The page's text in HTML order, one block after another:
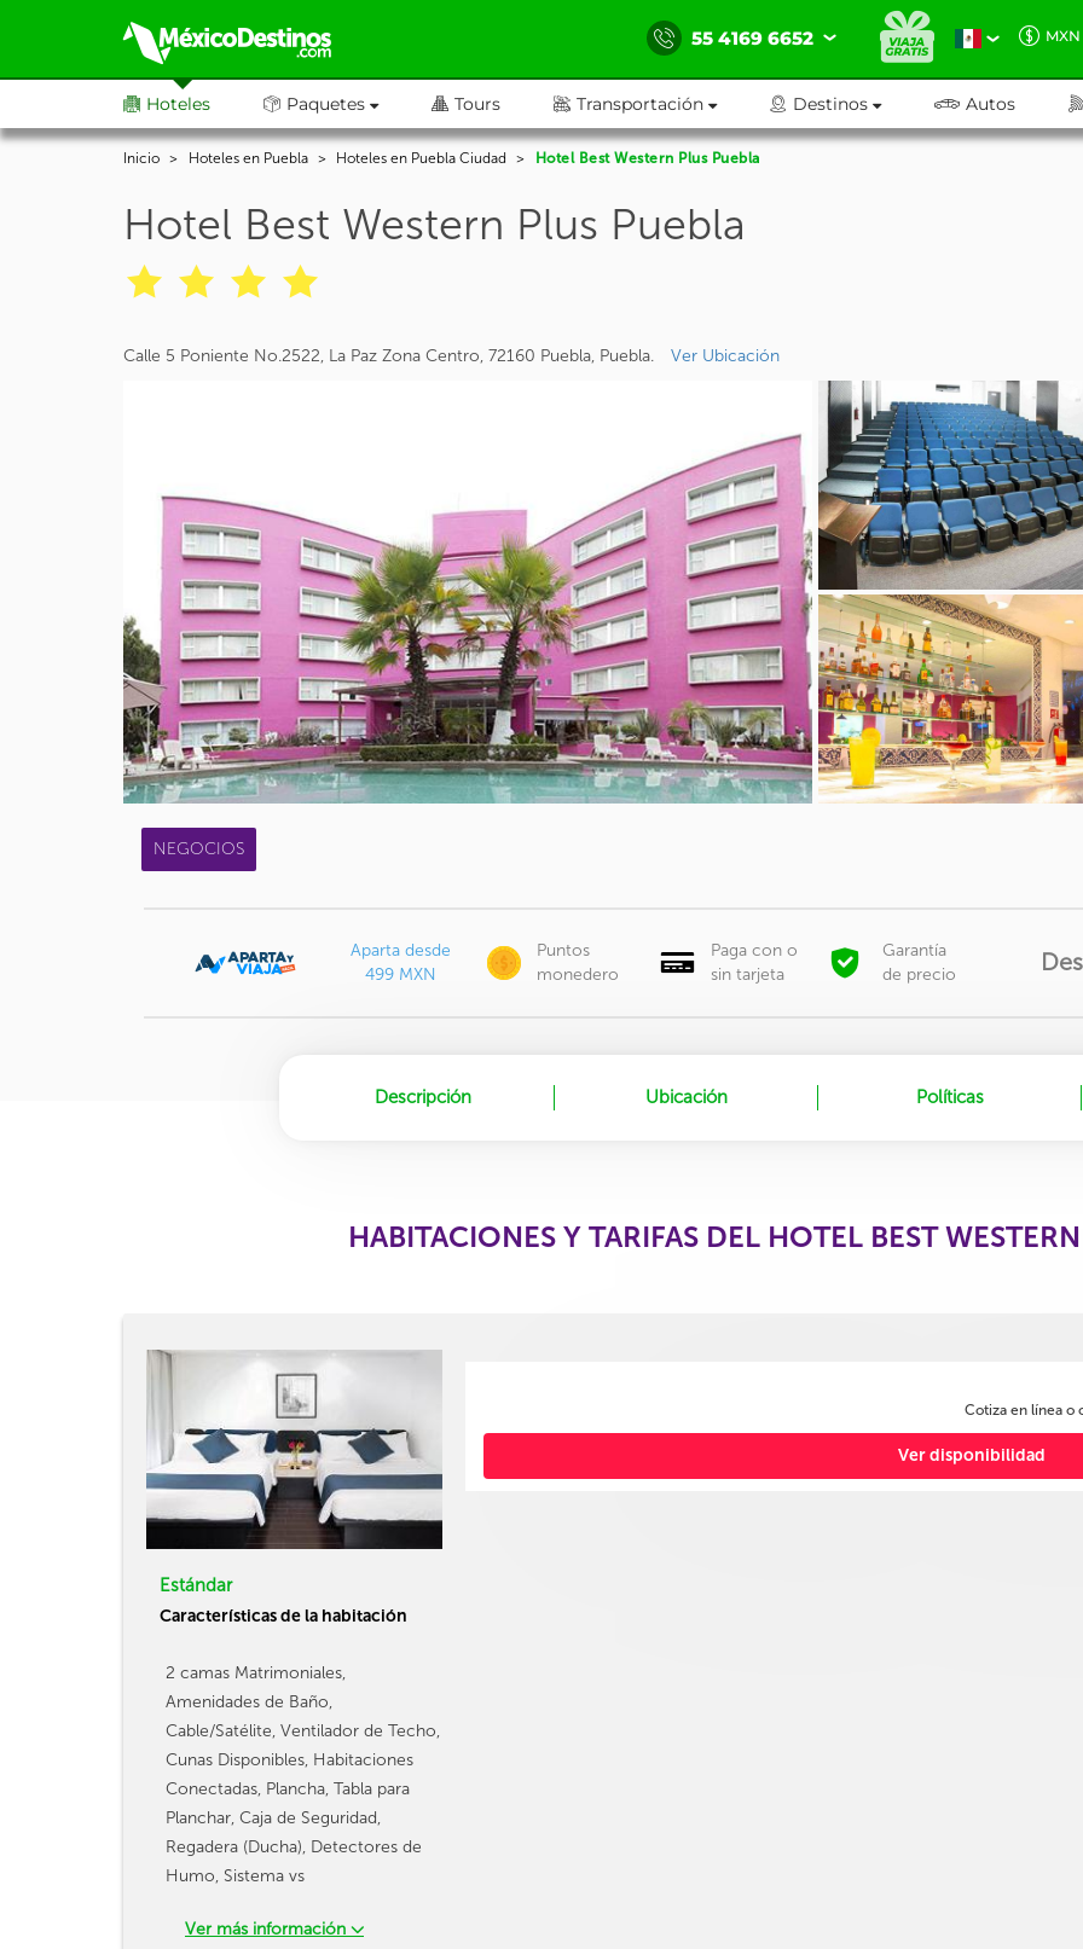
55 4169 6652 MXN
Hoteles Paquetes Tours Transportación Destinos Autos
Inicio Hoteles en Puebla Hoteles en Puebla Ciudad Hotel Best Western Plus Puebla
Hotel Best Western Plus Puebla
Calle 5 Poniente No.2522, La Paz Zona Centro, 72160 Puebla, Puebla. Ver Ubicación
NEGOCIOS
Aparta desde
499 MXN
Puntos
monedero
Paga con o
sin tarjeta
Garantía
de precio
Descripción Ubicación Políticas
HABITACIONES Y TARIFAS DEL HOTEL BEST
Estándar
Características de la habitación
2 camas Matrimoniales,
Amenidades de Baño,
Cable/Satélite, Ventilador de Techo,
Cunas Disponibles, Habitaciones
Conectadas, Plancha, Tabla para
Planchar, Caja de Seguridad,
Regadera (Ducha), Detectores de
Humo, Sistema vs
Ver más información
Cotiza en línea o
Ver disponibilidad